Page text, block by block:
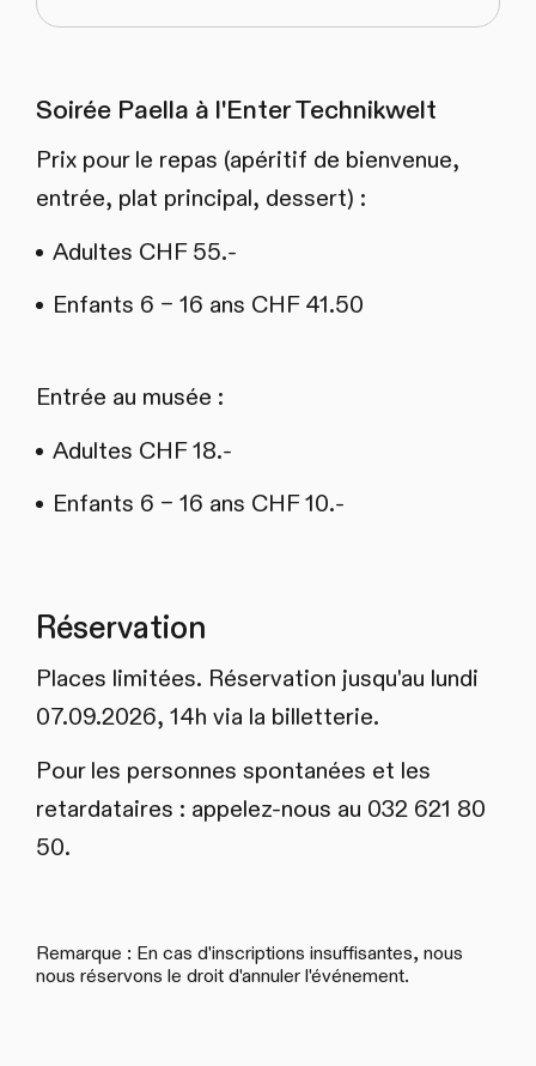
Soirée Paella à l'Enter Technikwelt
Prix pour le repas (apéritif de bienvenue,
entrée, plat principal, dessert) :
Adultes CHF 55.-
Enfants 6 – 16 ans CHF 41.50
Entrée au musée :
Adultes CHF 18.-
Enfants 6 – 16 ans CHF 10.-
Réservation
Places limitées. Réservation jusqu'au lundi
07.09.2026, 14h via la billetterie.
Pour les personnes spontanées et les
retardataires : appelez-nous au 032 621 80
50.
Remarque : En cas d'inscriptions insuffisantes, nous
nous réservons le droit d'annuler l'événement.